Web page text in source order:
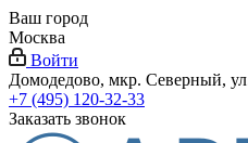
Ваш город
Москва
Войти
Домодедово, мкр. Северный,
+7 (495) 120-32-33
Заказать звонок